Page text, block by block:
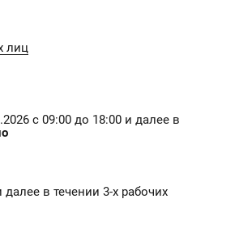
лиц
с 09:00 до 18:00 и далее в
в течении 3-х рабочих